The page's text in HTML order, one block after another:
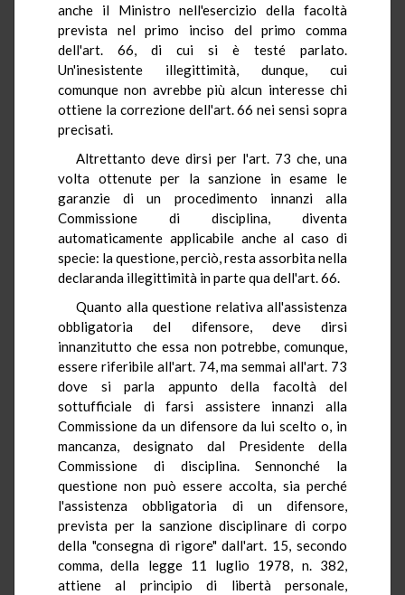
anche il Ministro nell'esercizio della facoltà
prevista nel primo inciso del primo comma
dell'art. 66, di cui si è testé parlato.
Un'inesistente illegittimità, dunque, cui
comunque non avrebbe più alcun interesse chi
ottiene la correzione dell'art. 66 nei sensi sopra
precisati.
Altrettanto deve dirsi per l'art. 73 che, una
volta ottenute per la sanzione in esame le
garanzie di un procedimento innanzi alla
Commissione di disciplina, diventa
automaticamente applicabile anche al caso di
specie: la questione, perciò, resta assorbita nella
declaranda illegittimità in parte qua dell'art. 66.
Quanto alla questione relativa all'assistenza
obbligatoria del difensore, deve dirsi
innanzitutto che essa non potrebbe, comunque,
essere riferibile all'art. 74, ma semmai all'art. 73
dove si parla appunto della facoltà del
sottufficiale di farsi assistere innanzi alla
Commissione da un difensore da lui scelto o, in
mancanza, designato dal Presidente della
Commissione di disciplina. Sennonché la
questione non può essere accolta, sia perché
l'assistenza obbligatoria di un difensore,
prevista per la sanzione disciplinare di corpo
della "consegna di rigore" dall'art. 15, secondo
comma, della legge 11 luglio 1978, n. 382,
attiene al principio di libertà personale,